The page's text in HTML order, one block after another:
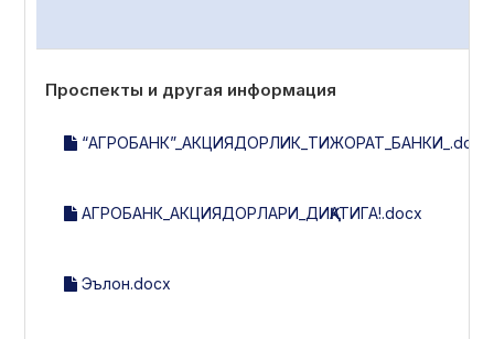
Проспекты и другая информация
“АГРОБАНК”_АКЦИЯДОРЛИК_ТИЖОРАТ_БАНКИ_.docx
АГРОБАНК_АКЦИЯДОРЛАРИ_ДИҚҚАТИГА!.docx
Эълон.docx